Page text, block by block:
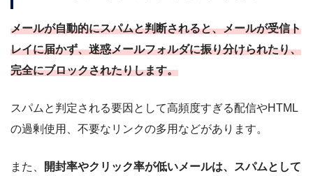
メールが自動的にスパムと判断されると、メールが受信ト
レイに届かず、迷惑メールフォルダに振り分けられたり、
完全にブロックされたりします。
スパムと判定される要因として高頻度すぎる配信やHTML
の過剰使用、不要なリンクの多用などがあります。
また、
開封率やクリック率が低いメールは、スパムとして